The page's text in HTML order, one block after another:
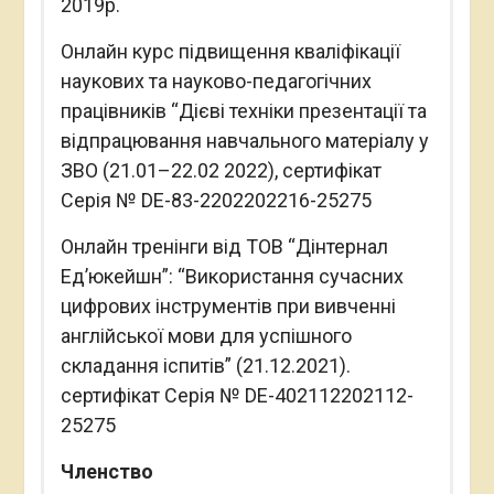
2019р.
Онлайн курс підвищення кваліфікації
наукових та науково-педагогічних
працівників “Дієві техніки презентації та
відпрацювання навчального матеріалу у
ЗВО (21.01–22.02 2022), сертифікат
Серія № DE-83-2202202216-25275
Онлайн тренінги від ТОВ “Дінтернал
Ед’юкейшн”: “Використання сучасних
цифрових інструментів при вивченні
англійської мови для успішного
складання іспитів” (21.12.2021).
сертифікат Серія № DE-402112202112-
25275
Членство